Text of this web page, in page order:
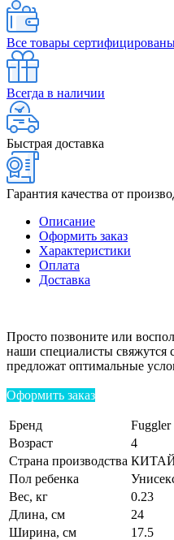
Все товары
Всегда в наличии
Быстрая доставка
Гарантия качества от
Описание
Оформить заказ
Характеристики
Оплата
Доставка
Просто позвоните или
наши специалисты свяжутся
предложат оптимальные
Оформить заказ
Бренд
Fuggler
Возраст
4
Страна производства
Пол ребенка
Вес, кг
0.23
Длина, см
24
Ширина, см
17.5